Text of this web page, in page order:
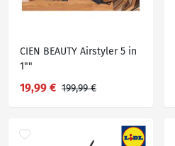
CIEN BEAUTY Airstyler 5 in
1""
19,99 € 199,99 €